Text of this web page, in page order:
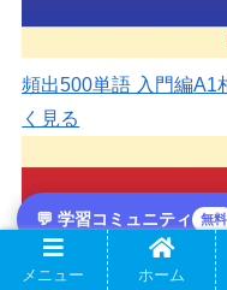
頻出500単語 入門編A1
く見る
💬 学習コミュニティ 無料
メニュー ホーム